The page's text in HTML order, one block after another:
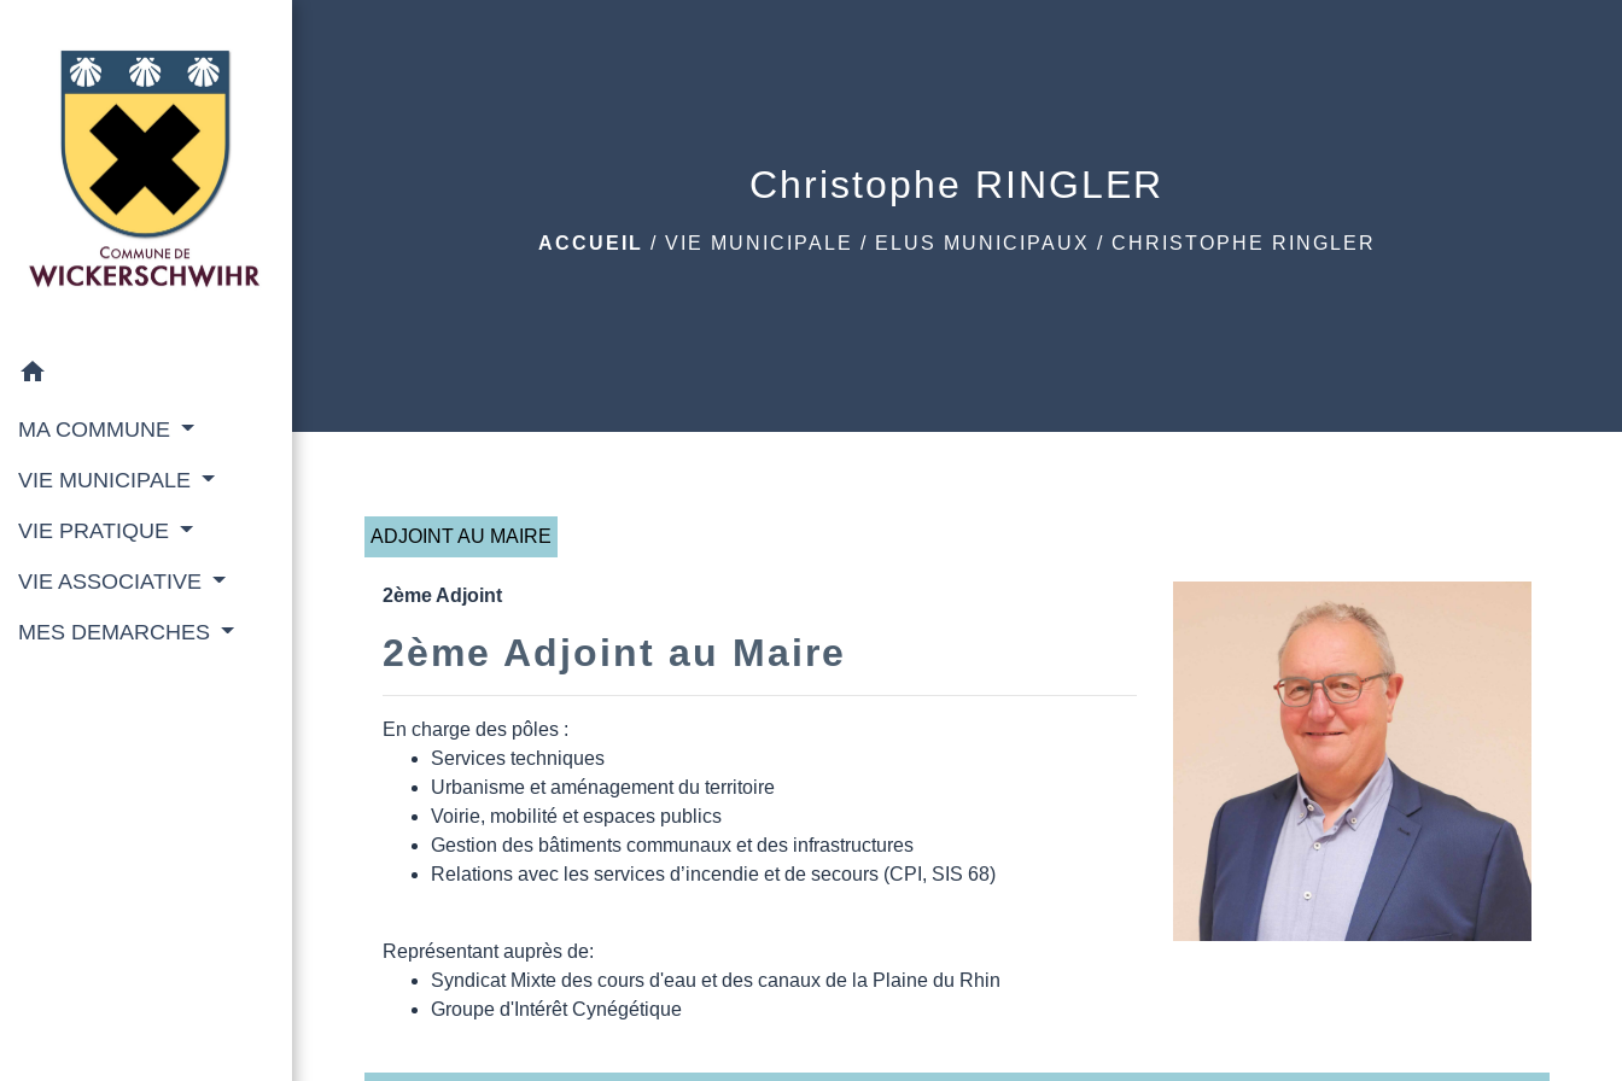
home
MA COMMUNE
VIE MUNICIPALE
VIE PRATIQUE
VIE ASSOCIATIVE
MES DEMARCHES
Christophe RINGLER
ACCUEIL / VIE MUNICIPALE / ELUS MUNICIPAUX / CHRISTOPHE RINGLER
ADJOINT AU MAIRE
2ème Adjoint
2ème Adjoint au Maire
En charge des pôles :
Services techniques
Urbanisme et aménagement du territoire
Voirie, mobilité et espaces publics
Gestion des bâtiments communaux et des infrastructures
Relations avec les services d’incendie et de secours (CPI, SIS 68)
Représentant auprès de:
Syndicat Mixte des cours d'eau et des canaux de la Plaine du Rhin
Groupe d'Intérêt Cynégétique